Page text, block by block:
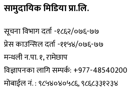
सामुदायिक मिडिया प्रा.लि.
सूचना विभाग दर्ता -१८६२/०७६-७७
प्रेस काउन्सिल दर्ता -११५४/०७६-७७
मन्थली न.पा. १, रामेछाप
विज्ञापनका लागि सम्पर्क: +977-48540200
मोबाईल नं. : ९८५४०४०५८६, ९८६८३३१२३४